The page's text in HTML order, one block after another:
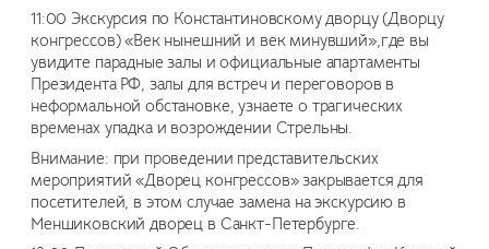
11:00 Экскурсия по Константиновскому дворцу (Дворцу
конгрессов) «Век нынешний и век минувший»,где вы
увидите парадные залы и официальные апартаменты
Президента РФ, залы для встреч и переговоров в
неформальной обстановке, узнаете о трагических
временах упадка и возрождении Стрельны.
Внимание: при проведении представительских
мероприятий «Дворец конгрессов» закрывается для
посетителей, в этом случае замена на экскурсию в
Меншиковский дворец в Санкт-Петербурге.